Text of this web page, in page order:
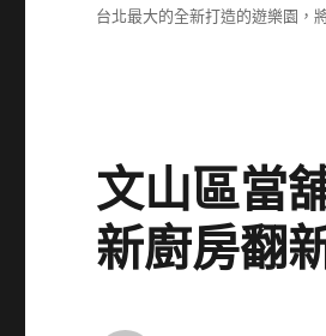
台北最大的全新打造的遊樂園，
文山區當
新廚房翻